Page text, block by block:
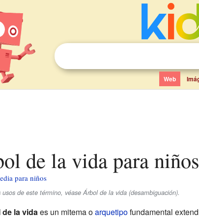
Web
de la vida para niños
para niños
usos de este término, véase Árbol de la vida (desambiguación).
la vidaes un mitema oarquetipofundamental